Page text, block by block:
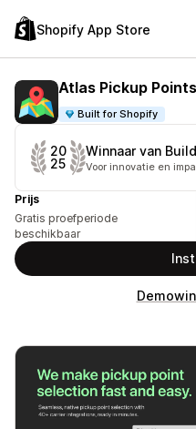
Shopify App Store
Atlas Pickup Points
Built for Shopify
20
25
Winnaar van
Voor innovatie en
Prijs
Gratis proefperiode
beschikbaar